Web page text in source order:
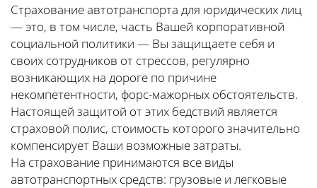
Страхование автотранспорта для юридических лиц
— это, в том числе, часть Вашей корпоративной
социальной политики — Вы защищаете себя и
своих сотрудников от стрессов, регулярно
возникающих на дороге по причине
некомпетентности, форс-мажорных обстоятельств.
Настоящей защитой от этих бедствий является
страховой полис, стоимость которого значительно
компенсирует Ваши возможные затраты.
На страхование принимаются все виды
автотранспортных средств: грузовые и легковые